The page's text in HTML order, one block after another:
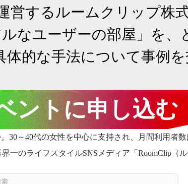
営するルームクリップ株
なユーザーの部屋」を
的な手法について事例
ントに申し込む
30～40代の女性を中心に支持され、月間利用者
のライフスタイルSNSメディア「RoomClip（